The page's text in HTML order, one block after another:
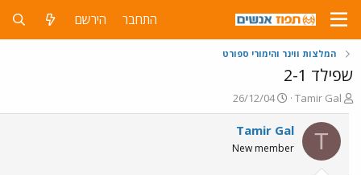
התחבר הירשם
המלצות ווינר והימורי ספורט
שפילד 2-1
פ
ו
ת
ח
ה
Tamir Gal
פ
ו
ר
ם
26/12/04
T
Tamir Gal
New member